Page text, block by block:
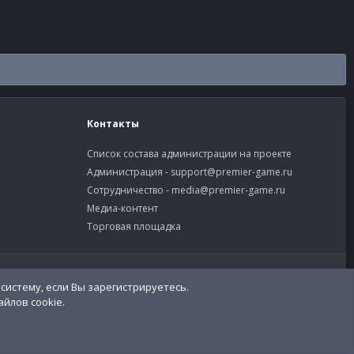
Контакты
Список состава администрации на проекте
Администрация - support@premier-game.ru
Сотрудничество - media@premier-game.ru
Медиа-контент
Торговая площадка
и правила Политика конфиденциальности
если Вы зарегистрируетесь.
cookie.